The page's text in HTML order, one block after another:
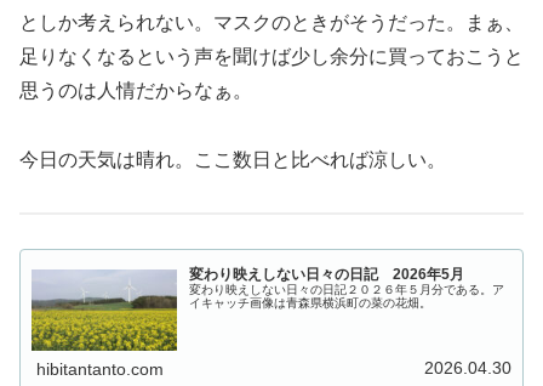
としか考えられない。マスクのときがそうだった。まぁ、
足りなくなるという声を聞けば少し余分に買っておこうと
思うのは人情だからなぁ。
今日の天気は晴れ。ここ数日と比べれば涼しい。
変わり映えしない日々の日記 2026年5月
変わり映えしない日々の日記２０２６年５月分である。ア
イキャッチ画像は青森県横浜町の菜の花畑。
hibitantanto.com 2026.04.30